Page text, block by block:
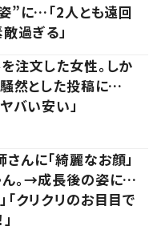
”に…「2人とも遠回
過ぎる」
注文した女性。しか
然とした投稿に…
バい安い」
んに「綺麗なお顔」
ん。→成長後の姿に…
「クリクリのお目目で